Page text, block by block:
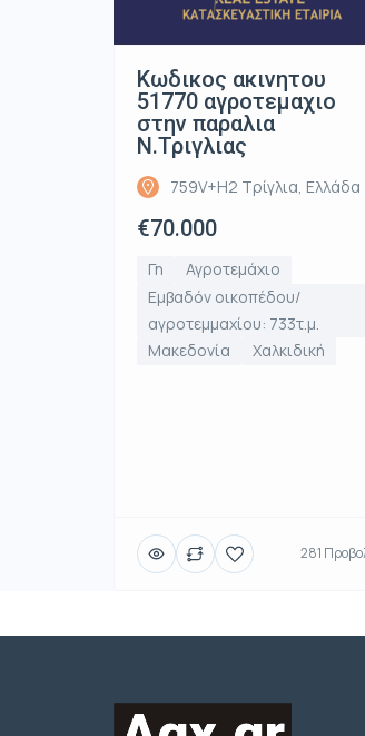
Κωδικος ακινητου
51770 αγροτεμαχιο
στην παραλια
Ν.Τριγλιας
759V+H2 Τρίγλια, Ελλάδα
€70.000
Γη
Αγροτεμάχιο
Εμβαδόν οικοπέδου/
αγροτεμμαχίου: 733τ.μ.
Μακεδονία
Χαλκιδική
281